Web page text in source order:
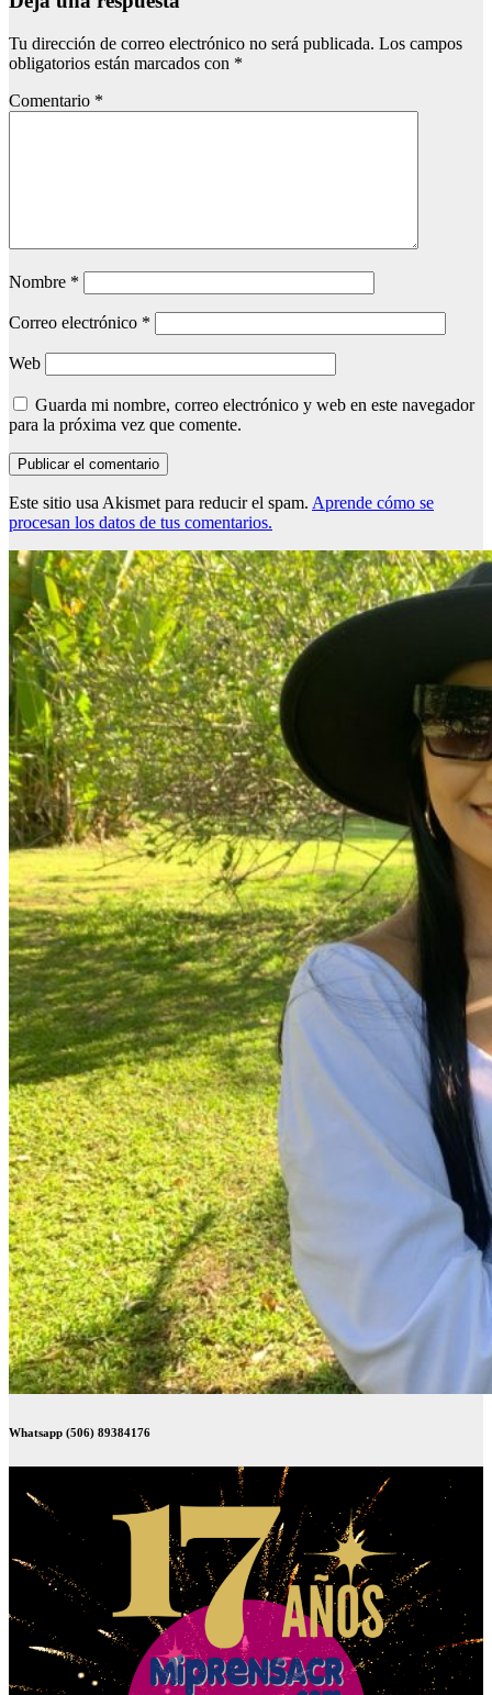
Tu dirección de correo electrónico no será publicada. Los campos
obligatorios están marcados con *
Comentario *
Nombre *
Correo electrónico *
Web
Guarda mi nombre, correo electrónico y web en este navegador
para la próxima vez que comente.
Este sitio usa Akismet para reducir el spam. Aprende cómo se
procesan los datos de tus comentarios.
Whatsapp (506) 89384176